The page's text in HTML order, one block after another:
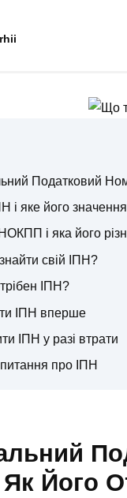
Податковий
і яке його значення
і яка його
свій ІПН?
ІПН?
ІПН вперше
ІПН у разі втрати
про ІПН
Як Його